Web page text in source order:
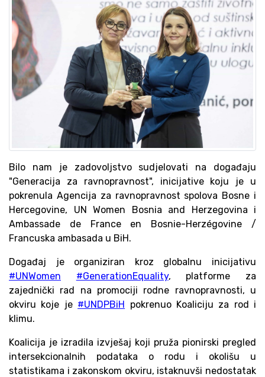
Bilo nam je zadovoljstvo sudjelovati na događaju
"Generacija za ravnopravnost", inicijative koju je u
pokrenula Agencija za ravnopravnost spolova Bosne i
Hercegovine, UN Women Bosnia and Herzegovina i
Ambassade de France en Bosnie-Herzégovine /
Francuska ambasada u BiH.
Događaj je organiziran kroz globalnu inicijativu
#UNWomen
#GenerationEquality, platforme za
zajednički rad na promociji rodne ravnopravnosti, u
okviru koje je #UNDPBiH pokrenuo Koaliciju za rod i
klimu.
Koalicija je izradila izvješaj koji pruža pionirski pregled
intersekcionalnih podataka o rodu i okolišu u
statistikama i zakonskom okviru, istaknuvši nedostatak